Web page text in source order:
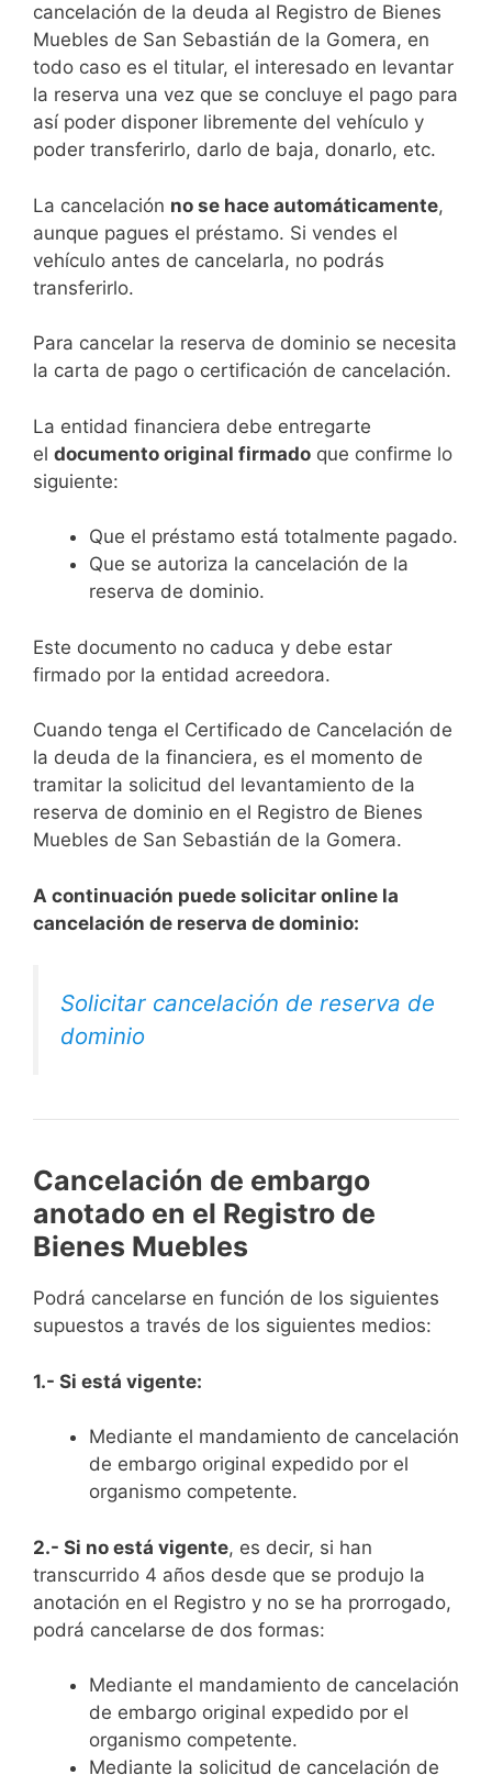
cancelación de la deuda al Registro de Bienes
Muebles de San Sebastián de la Gomera, en
todo caso es el titular, el interesado en levantar
la reserva una vez que se concluye el pago para
así poder disponer libremente del vehículo y
poder transferirlo, darlo de baja, donarlo, etc.
La cancelación no se hace automáticamente,
aunque pagues el préstamo. Si vendes el
vehículo antes de cancelarla, no podrás
transferirlo.
Para cancelar la reserva de dominio se necesita
la carta de pago o certificación de cancelación.
La entidad financiera debe entregarte
el documento original firmado que confirme lo
siguiente:
Que el préstamo está totalmente pagado.
Que se autoriza la cancelación de la
reserva de dominio.
Este documento no caduca y debe estar
firmado por la entidad acreedora.
Cuando tenga el Certificado de Cancelación de
la deuda de la financiera, es el momento de
tramitar la solicitud del levantamiento de la
reserva de dominio en el Registro de Bienes
Muebles de San Sebastián de la Gomera.
A continuación puede solicitar online la
cancelación de reserva de dominio:
Solicitar cancelación de reserva de
dominio
Cancelación de embargo
anotado en el Registro de
Bienes Muebles
Podrá cancelarse en función de los siguientes
supuestos a través de los siguientes medios:
1.- Si está vigente:
Mediante el mandamiento de cancelación
de embargo original expedido por el
organismo competente.
2.- Si no está vigente, es decir, si han
transcurrido 4 años desde que se produjo la
anotación en el Registro y no se ha prorrogado,
podrá cancelarse de dos formas:
Mediante el mandamiento de cancelación
de embargo original expedido por el
organismo competente.
Mediante la solicitud de cancelación de